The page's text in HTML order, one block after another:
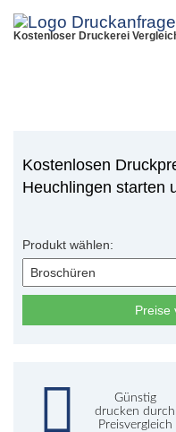
Kostenloser Druckerei
Kostenlosen
Heuchlingen starten
Produkt wählen:
Preise
Günstig
drucken durch
Preisvergleich